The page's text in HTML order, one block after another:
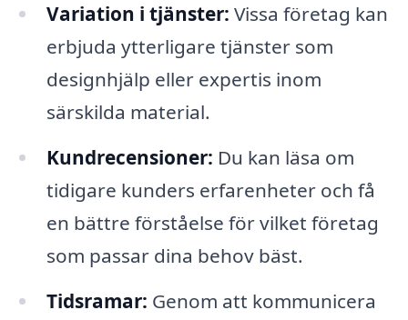
Variation i tjänster: Vissa företag kan
erbjuda ytterligare tjänster som
designhjälp eller expertis inom
särskilda material.
Kundrecensioner: Du kan läsa om
tidigare kunders erfarenheter och få
en bättre förståelse för vilket företag
som passar dina behov bäst.
Tidsramar: Genom att kommunicera